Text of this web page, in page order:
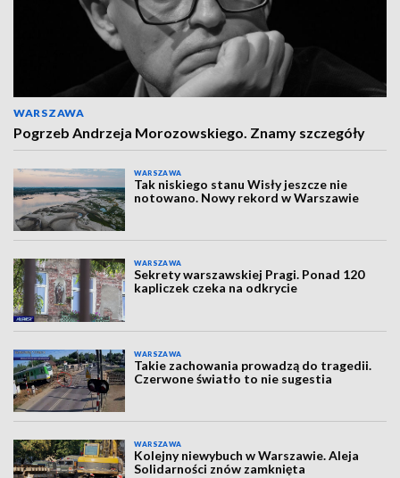
WARSZAWA
Pogrzeb Andrzeja Morozowskiego. Znamy szczegóły
WARSZAWA
Tak niskiego stanu Wisły jeszcze nie
notowano. Nowy rekord w Warszawie
WARSZAWA
Sekrety warszawskiej Pragi. Ponad 120
kapliczek czeka na odkrycie
WARSZAWA
Takie zachowania prowadzą do tragedii.
Czerwone światło to nie sugestia
WARSZAWA
Kolejny niewybuch w Warszawie. Aleja
Solidarności znów zamknięta